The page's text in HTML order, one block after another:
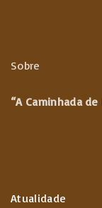
Sobre
“A Caminhada de
Atualidade